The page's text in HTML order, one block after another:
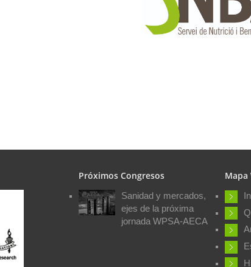
Próximos Congresos
Sanidad y mercados,
ejes de la próxima
jornada WPSA-AECA
Mapa